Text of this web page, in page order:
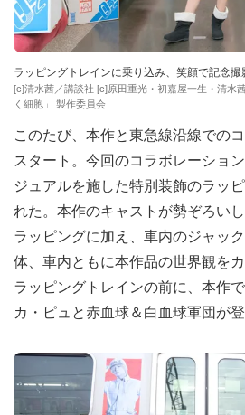
ラッピングトレインに乗り込み、笑顔で記念撮
[c]清水茜／講談社 [c]原田重光・初嘉屋一生・清水
く細胞」 製作委員会
このたび、本作と東急線沿線での
スタート。今回のコラボレーショ
ジュアルを施した特別装飾のラッ
れた。本作のキャストが勢ぞろい
ラッピングに加え、車内のジャッ
体、車内ともに本作品の世界観を
ラッピングトレインの前に、本作
カ・ピュと赤血球＆白血球軍団が登